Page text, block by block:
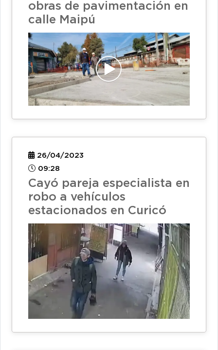
obras de pavimentación en
calle Maipú
26/04/2023
09:28
Cayó pareja especialista en
robo a vehículos
estacionados en Curicó